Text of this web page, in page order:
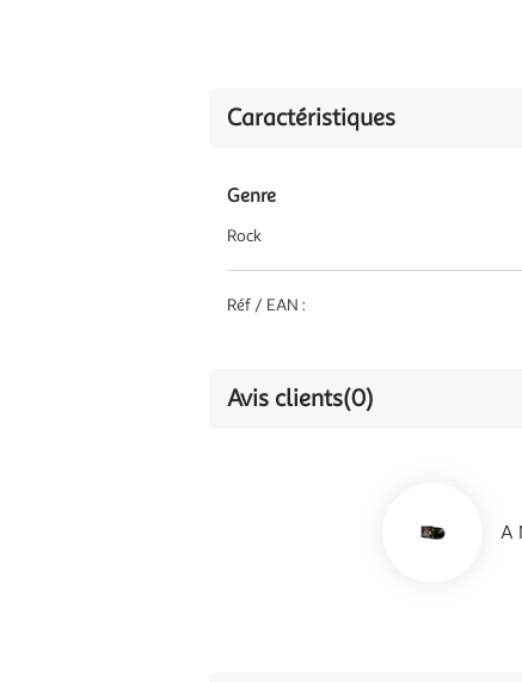
Caractéristiques
Genre
Rock
Réf / EAN :
Avis clients(0)
A